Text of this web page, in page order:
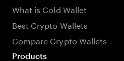
What is Cold Wallet
Best Crypto Wallets
Compare Crypto Wallets
Products